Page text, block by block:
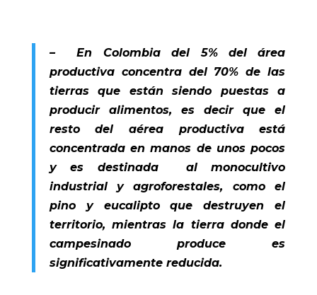
– En Colombia del 5% del área
productiva concentra del 70% de las
tierras que están siendo puestas a
producir alimentos, es decir que el
resto del aérea productiva está
concentrada en manos de unos pocos
y es destinada al monocultivo
industrial y agroforestales, como el
pino y eucalipto que destruyen el
territorio, mientras la tierra donde el
campesinado produce es
significativamente reducida.